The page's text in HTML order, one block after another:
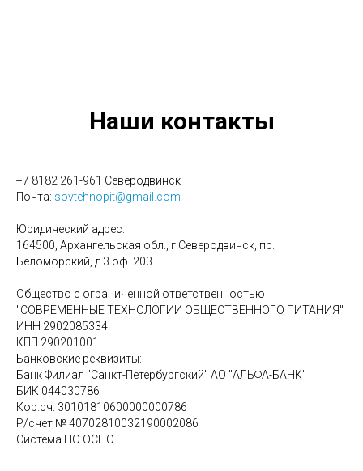
Наши контакты
+7 8182 261-961 Северодвинск
Почта: sovtehnopit@gmail.com
Юридический адрес:
164500, Архангельская обл., г.Северодвинск, пр.
Беломорский, д.3 оф. 203
Общество с ограниченной ответственностью
"СОВРЕМЕННЫЕ ТЕХНОЛОГИИ ОБЩЕСТВЕННОГО ПИТАНИЯ"
ИНН 2902085334
КПП 290201001
Банковские реквизиты:
Банк Филиал "Санкт-Петербургский" АО "АЛЬФА-БАНК"
БИК 044030786
Кор.сч. 30101810600000000786
Р/счет № 40702810032190002086
Система НО ОСНО